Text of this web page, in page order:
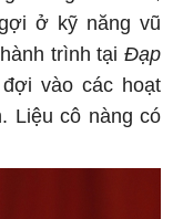
ở kỹ năng vũ
trình tại Đạp
vào các hoạt
Liệu cô nàng có